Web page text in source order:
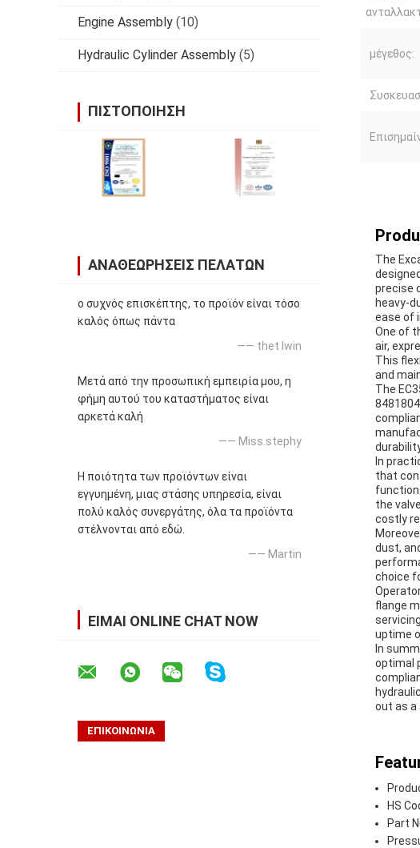
Engine Assembly (10)
Hydraulic Cylinder Assembly (5)
ΠΙΣΤΟΠΟΊΗΣΗ
ΑΝΑΘΕΩΡΉΣΕΙΣ ΠΕΛΑΤΏΝ
ο συχνός επισκέπτης, το προϊόν είναι τόσο
καλός όπως πάντα
—— thet lwin
Μετά από την προσωπική εμπειρία μου, η
φήμη αυτού του καταστήματος είναι
αρκετά καλή
—— Miss.stephy
Η ποιότητα των προϊόντων είναι
εγγυημένη, μιας στάσης υπηρεσία, είναι
πολύ καλός συνεργάτης, όλα τα προϊόντα
στέλνονται από εδώ.
—— Martin
ΕΊΜΑΙ ONLINE CHAT NOW
μέγεθος:
The
precise
heavy-
ease of
One of
air,
This
and
The
In
that
the
costly
dust,
choice
flange
uptime
In
optimal
out as a
HS
Part